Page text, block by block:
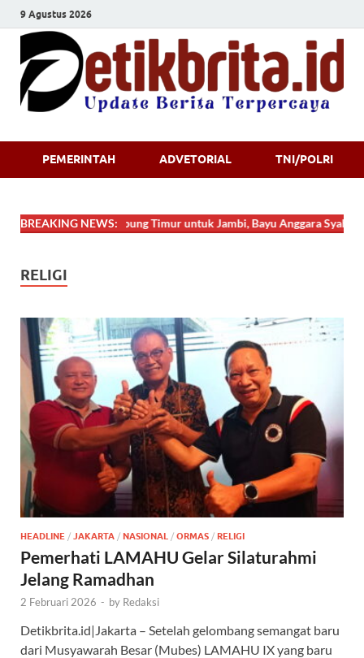
9 Agustus 2026
PEMERINTAH ADVETORIAL TNI/POLRI
BREAKING NEWS:
Tanjung Jabung Timur untuk Jambi, Bayu Anggara Syahputra
RELIGI
HEADLINE / JAKARTA / NASIONAL / ORMAS / RELIGI
Pemerhati LAMAHU Gelar Silaturahmi
Jelang Ramadhan
2 Februari 2026 - by Redaksi
Detikbrita.id|Jakarta – Setelah gelombang semangat baru
dari Musyawarah Besar (Mubes) LAMAHU IX yang baru